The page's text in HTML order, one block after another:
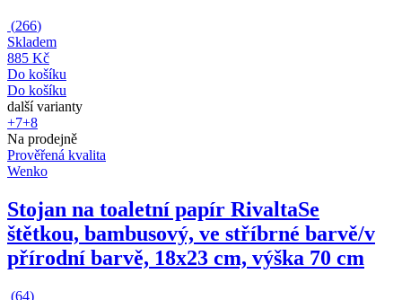
(266)
Skladem
885 Kč
Do košíku
Do košíku
další varianty
+7+8
Na prodejně
Prověřená kvalita
Wenko
Stojan na toaletní papír RivaltaSe
štětkou, bambusový, ve stříbrné barvě/v
přírodní barvě, 18x23 cm, výška 70 cm
(64)